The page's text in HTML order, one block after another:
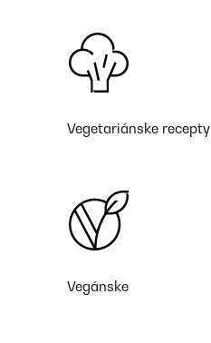
Vegetariánske recepty
Vegánske